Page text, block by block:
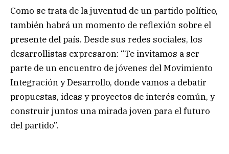
Como se trata de la juventud de un partido político,
también habrá un momento de reflexión sobre el
presente del país. Desde sus redes sociales, los
desarrollistas expresaron: “Te invitamos a ser
parte de un encuentro de jóvenes del Movimiento
Integración y Desarrollo, donde vamos a debatir
propuestas, ideas y proyectos de interés común, y
construir juntos una mirada joven para el futuro
del partido”.